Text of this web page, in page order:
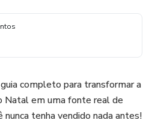
completo para transformar a
Natal em uma fonte real de
tenha vendido nada antes!